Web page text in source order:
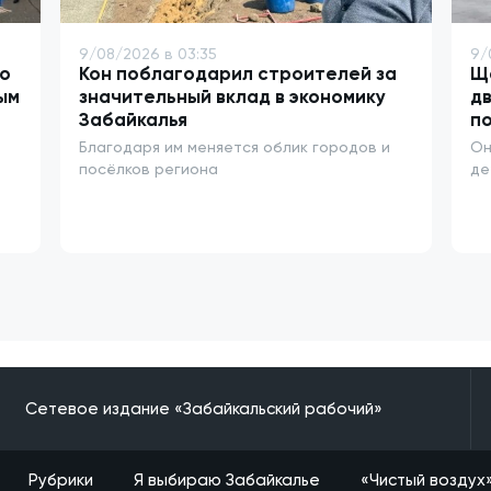
9/08/2026 в 03:35
Кон поблагодарил строителей за
значительный вклад в экономику
Забайкалья
Благодаря им меняется облик городов и
посёлков региона
9/
Сетевое издание «Забайкальский рабочий»
Рубрики Я выбираю Забайкалье «Чистый